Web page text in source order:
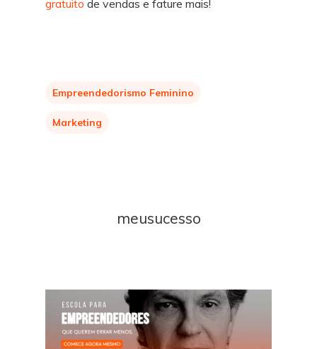
gratuito de vendas e fature mais!
Empreendedorismo Feminino
Marketing
meusucesso